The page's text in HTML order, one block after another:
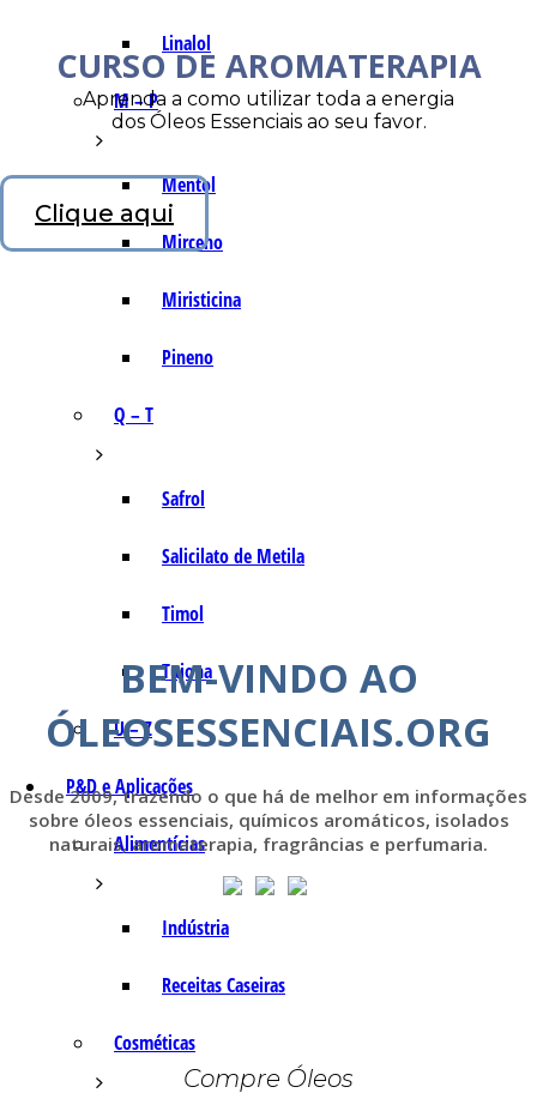
Linalol
M – P
Mentol
Mirceno
Miristicina
Pineno
Q – T
Safrol
Salicilato de Metila
Timol
Tujona
U – Z
P&D e Aplicações
Alimentícias
Indústria
Receitas Caseiras
Cosméticas
CURSO DE AROMATERAPIA
Aprenda a como utilizar toda a energia
dos Óleos Essenciais ao seu favor.
Clique aqui
BEM-VINDO AO
ÓLEOSESSENCIAIS.ORG
Desde 2009, trazendo o que há de melhor em informações
sobre óleos essenciais, químicos aromáticos, isolados
naturais, aromaterapia, fragrâncias e perfumaria.
Compre Óleos